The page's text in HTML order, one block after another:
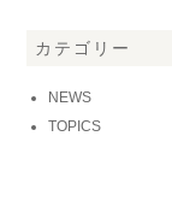
カテゴリー
NEWS
TOPICS